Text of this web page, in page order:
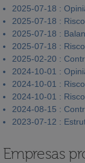
2025-07-18 :
2025-07-18 :
2025-07-18 :
2025-07-18 :
2025-02-20 :
2024-10-01 :
2024-10-01 :
2024-10-01 :
2024-08-15 :
2023-07-12 :
Empresas